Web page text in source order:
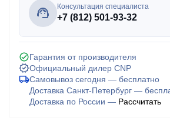
Консультация специалиста
+7 (812) 501-93-32
Гарантия от производителя
Официальный дилер CNP
Самовывоз сегодня — бесплатно
Доставка Санкт-Петербург —
Доставка по России — Рассчитать